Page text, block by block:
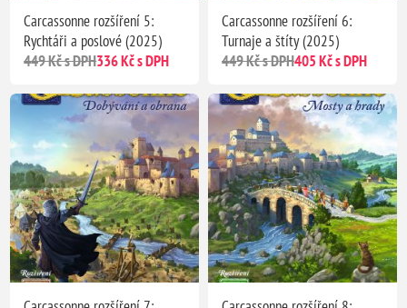
Carcassonne rozšíření 5:
Rychtáři a poslové (2025)
449 Kč s DPH336 Kč s DPH
Carcassonne rozšíření 6:
Turnaje a štíty (2025)
449 Kč s DPH405 Kč s DPH